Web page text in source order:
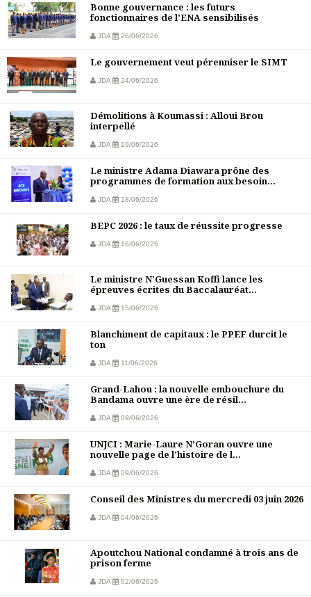
Bonne gouvernance : les futurs
fonctionnaires de l’ENA sensibilisés
JDA 26/06/2026
Le gouvernement veut pérenniser le SIMT
JDA 24/06/2026
Démolitions à Koumassi : Alloui Brou
interpellé
JDA 19/06/2026
Le ministre Adama Diawara prône des
programmes de formation aux besoin...
JDA 18/06/2026
BEPC 2026 : le taux de réussite progresse
JDA 16/06/2026
Le ministre N'Guessan Koffi lance les
épreuves écrites du Baccalauréat...
JDA 15/06/2026
Blanchiment de capitaux : le PPEF durcit le
ton
JDA 11/06/2026
Grand-Lahou : la nouvelle embouchure du
Bandama ouvre une ère de résil...
JDA 09/06/2026
UNJCI : Marie-Laure N’Goran ouvre une
nouvelle page de l’histoire de l...
JDA 09/06/2026
Conseil des Ministres du mercredi 03 juin 2026
JDA 04/06/2026
Apoutchou National condamné à trois ans de
prison ferme
JDA 02/06/2026